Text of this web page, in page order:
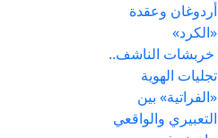
أردوغان وعقدة
«الكرد»
خربشات الناشف..
تجليات الهوية
«الفراتية» بين
التعبيري والواقعي